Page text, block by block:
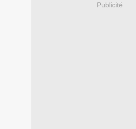
Publicité